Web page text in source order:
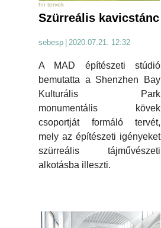
hír tervek
Szürreális kavicstánc
sebesp | 2020.07.21. 12:32
A MAD építészeti stúdió
bemutatta a Shenzhen Bay
Kulturális Park
monumentális kövek
csoportját formáló tervét,
mely az építészeti igényeket
szürreális tájművészeti
alkotásba illeszti.